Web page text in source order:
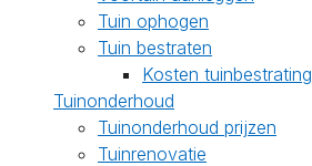
Tuin ophogen
Tuin bestraten
Kosten tuinbestrating
Tuinonderhoud
Tuinonderhoud prijzen
Tuinrenovatie